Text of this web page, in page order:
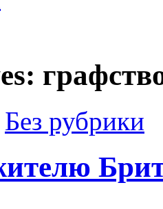
Без рубрики